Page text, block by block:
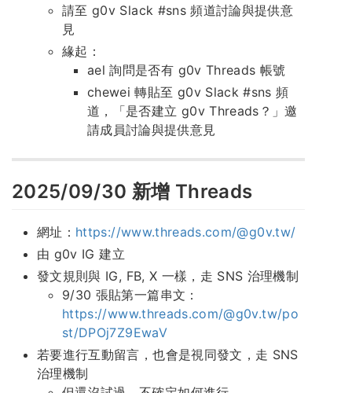
請至 g0v Slack #sns 頻道討論與提供意
見
緣起：
ael 詢問是否有 g0v Threads 帳號
chewei 轉貼至 g0v Slack #sns 頻
道，「是否建立 g0v Threads？」邀
請成員討論與提供意見
2025/09/30 新增 Threads
網址： https://www.threads.com/@g0v.tw/
由 g0v IG 建立
發文規則與 IG, FB, X 一樣，走 SNS 治理機制
9/30 張貼第一篇串文：
https://www.threads.com/@g0v.tw/po
st/DPOj7Z9EwaV
若要進行互動留言，也會是視同發文，走 SNS
治理機制